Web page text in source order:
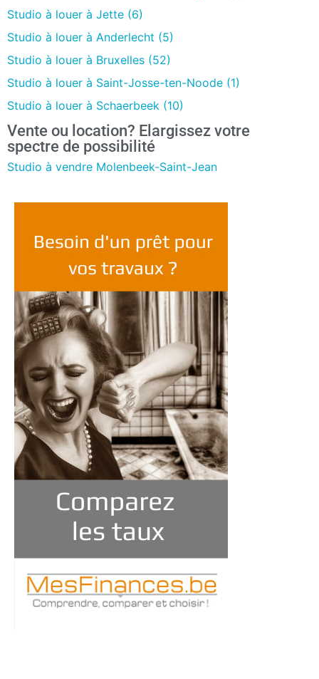
Studio à louer à Jette (6)
Studio à louer à Anderlecht (5)
Studio à louer à Bruxelles (52)
Studio à louer à Saint-Josse-ten-Noode (1)
Studio à louer à Schaerbeek (10)
Vente ou location? Elargissez votre
spectre de possibilité
Studio à vendre Molenbeek-Saint-Jean